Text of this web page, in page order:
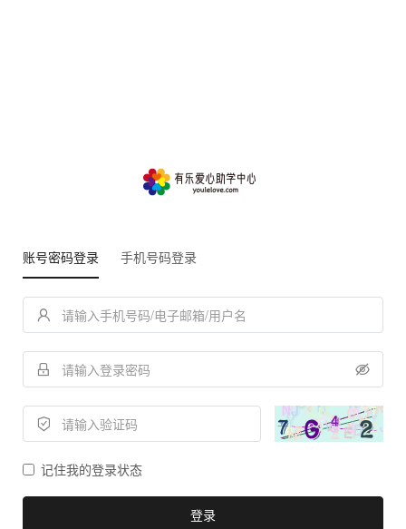
账号密码登录 手机号码登录
记住我的登录状态
登录